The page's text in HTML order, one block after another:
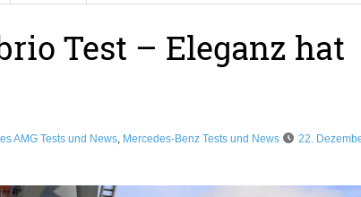
Test – Eleganz hat
AMG Tests und News, Mercedes-Benz Tests und News
22.